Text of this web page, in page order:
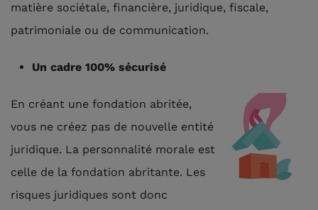
matière sociétale, financière, juridique, fiscale,
patrimoniale ou de communication.
Un cadre 100% sécurisé
En créant une fondation abritée,
vous ne créez pas de nouvelle entité
juridique. La personnalité morale est
celle de la fondation abritante. Les
risques juridiques sont donc